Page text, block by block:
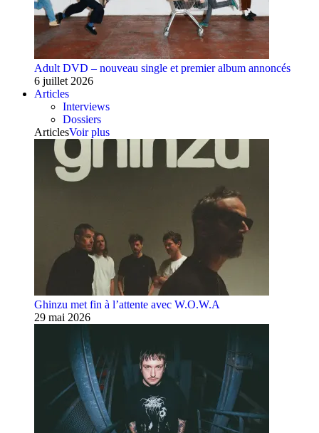
Adult DVD – nouveau single et premier album annoncés
6 juillet 2026
Articles
Interviews
Dossiers
ArticlesVoir plus
Ghinzu met fin à l’attente avec W.O.W.A
29 mai 2026